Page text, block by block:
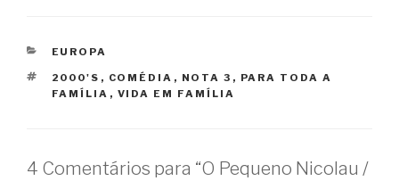
CATEGORIAS
EUROPA
TAGS
2000'S , COMÉDIA , NOTA 3 , PARA TODA A
FAMÍLIA , VIDA EM FAMÍLIA
4 Comentários para “O Pequeno Nicolau /